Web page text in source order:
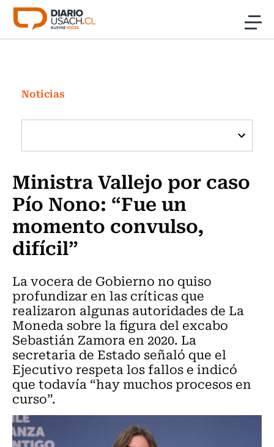
Click acá para ir directamente al contenido
Investigación
Cultura
Programas Radio y TV Usach
Noticias
Ministra Vallejo por caso
Pío Nono: “Fue un
momento convulso,
difícil”
La vocera de Gobierno no quiso
profundizar en las críticas que
realizaron algunas autoridades de La
Moneda sobre la figura del excabo
Sebastián Zamora en 2020. La
secretaria de Estado señaló que el
Ejecutivo respeta los fallos e indicó
que todavía “hay muchos procesos en
curso”.